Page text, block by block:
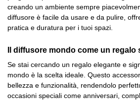
creando un ambiente sempre
diffusore è facile da usare e da pulire,
pratica e duratura per i tuoi spazi.
Il diffusore mondo come un regalo
Se stai cercando un regalo elegante e
mondo è la scelta ideale. Questo
bellezza e funzionalità, rendendolo
occasioni speciali come anniversari,